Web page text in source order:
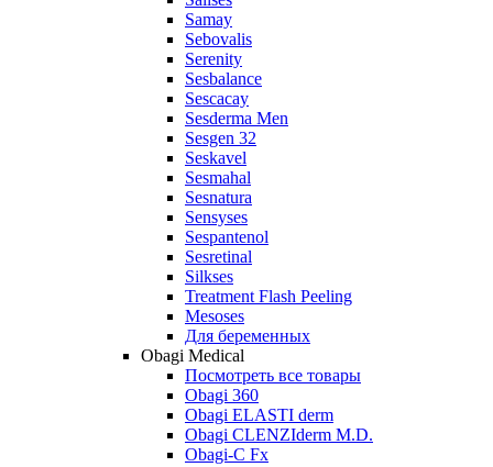
Samay
Sebovalis
Serenity
Sesbalance
Sescacay
Sesderma Men
Sesgen 32
Seskavel
Sesmahal
Sesnatura
Sensyses
Sespantenol
Sesretinal
Silkses
Treatment Flash Peeling
Mesoses
Для беременных
Obagi Medical
Посмотреть все товары
Obagi 360
Obagi ELASTI derm
Obagi CLENZIderm M.D.
Obagi-C Fx